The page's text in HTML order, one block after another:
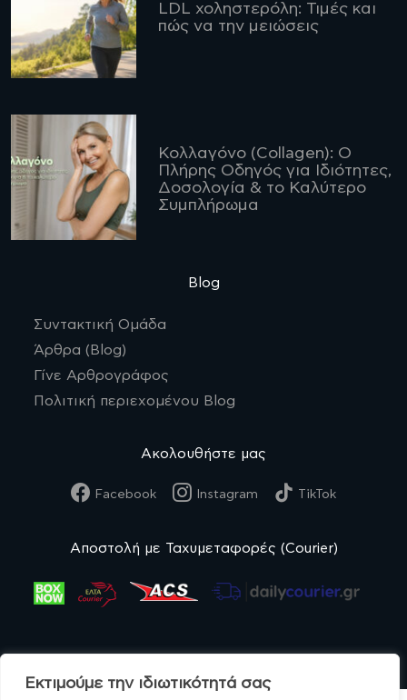
Εκτιμούμε την ιδιωτικότητά σας
LDL χοληστερόλη: Τιμές και
πώς να την μειώσεις
Κολλαγόνο (Collagen): Ο
Πλήρης Οδηγός για Ιδιότητες,
Δοσολογία & το Καλύτερο
Συμπλήρωμα
Blog
Συντακτική Ομάδα
Άρθρα (Blog)
Γίνε Αρθρογράφος
Πολιτική περιεχομένου Blog
Ακολουθήστε μας
Facebook Instagram TikTok
Αποστολή με Ταχυμεταφορές (Courier)